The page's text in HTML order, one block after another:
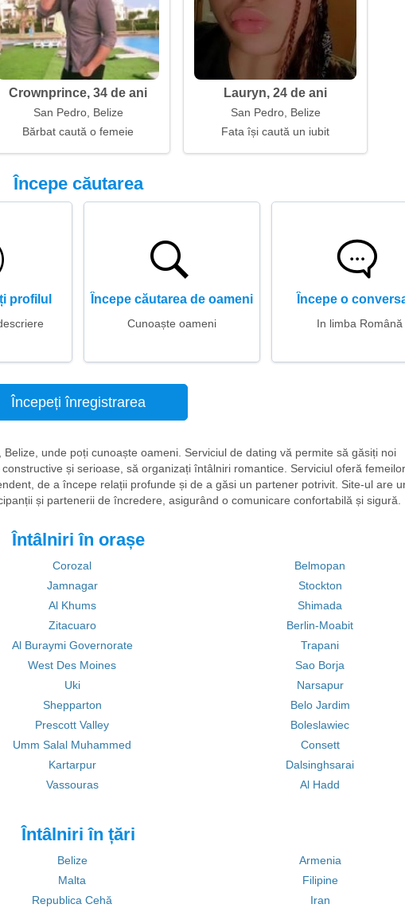
Crownprince, 34 de ani
San Pedro, Belize
Bărbat caută o femeie
Lauryn, 24 de ani
San Pedro, Belize
Fata își caută un iubit
Începe căutarea
profilul Începe căutarea de oameni
Cunoaște oameni
Începe o
In limba Română
Începeți înregistrarea
unde poți cunoaște oameni. Serviciul de dating vă permite să găsiți noi
și serioase, să organizați întâlniri romantice. Serviciul oferă femeilor
de a începe relații profunde și de a găsi un partener potrivit. Site-ul are
și partenerii de încredere, asigurând o comunicare confortabilă și sigură.
Întâlniri în orașe
Corozal
Belmopan
Jamnagar
Stockton
Al Khums
Shimada
Zitacuaro
Berlin-Moabit
Al Buraymi Governorate
Trapani
West Des Moines
Sao Borja
Uki
Narsapur
Shepparton
Belo Jardim
Prescott Valley
Boleslawiec
Umm Salal Muhammed
Consett
Kartarpur
Dalsinghsarai
Vassouras Al Hadd
Întâlniri în țări
Belize
Armenia
Malta
Filipine
Republica Cehă Iran